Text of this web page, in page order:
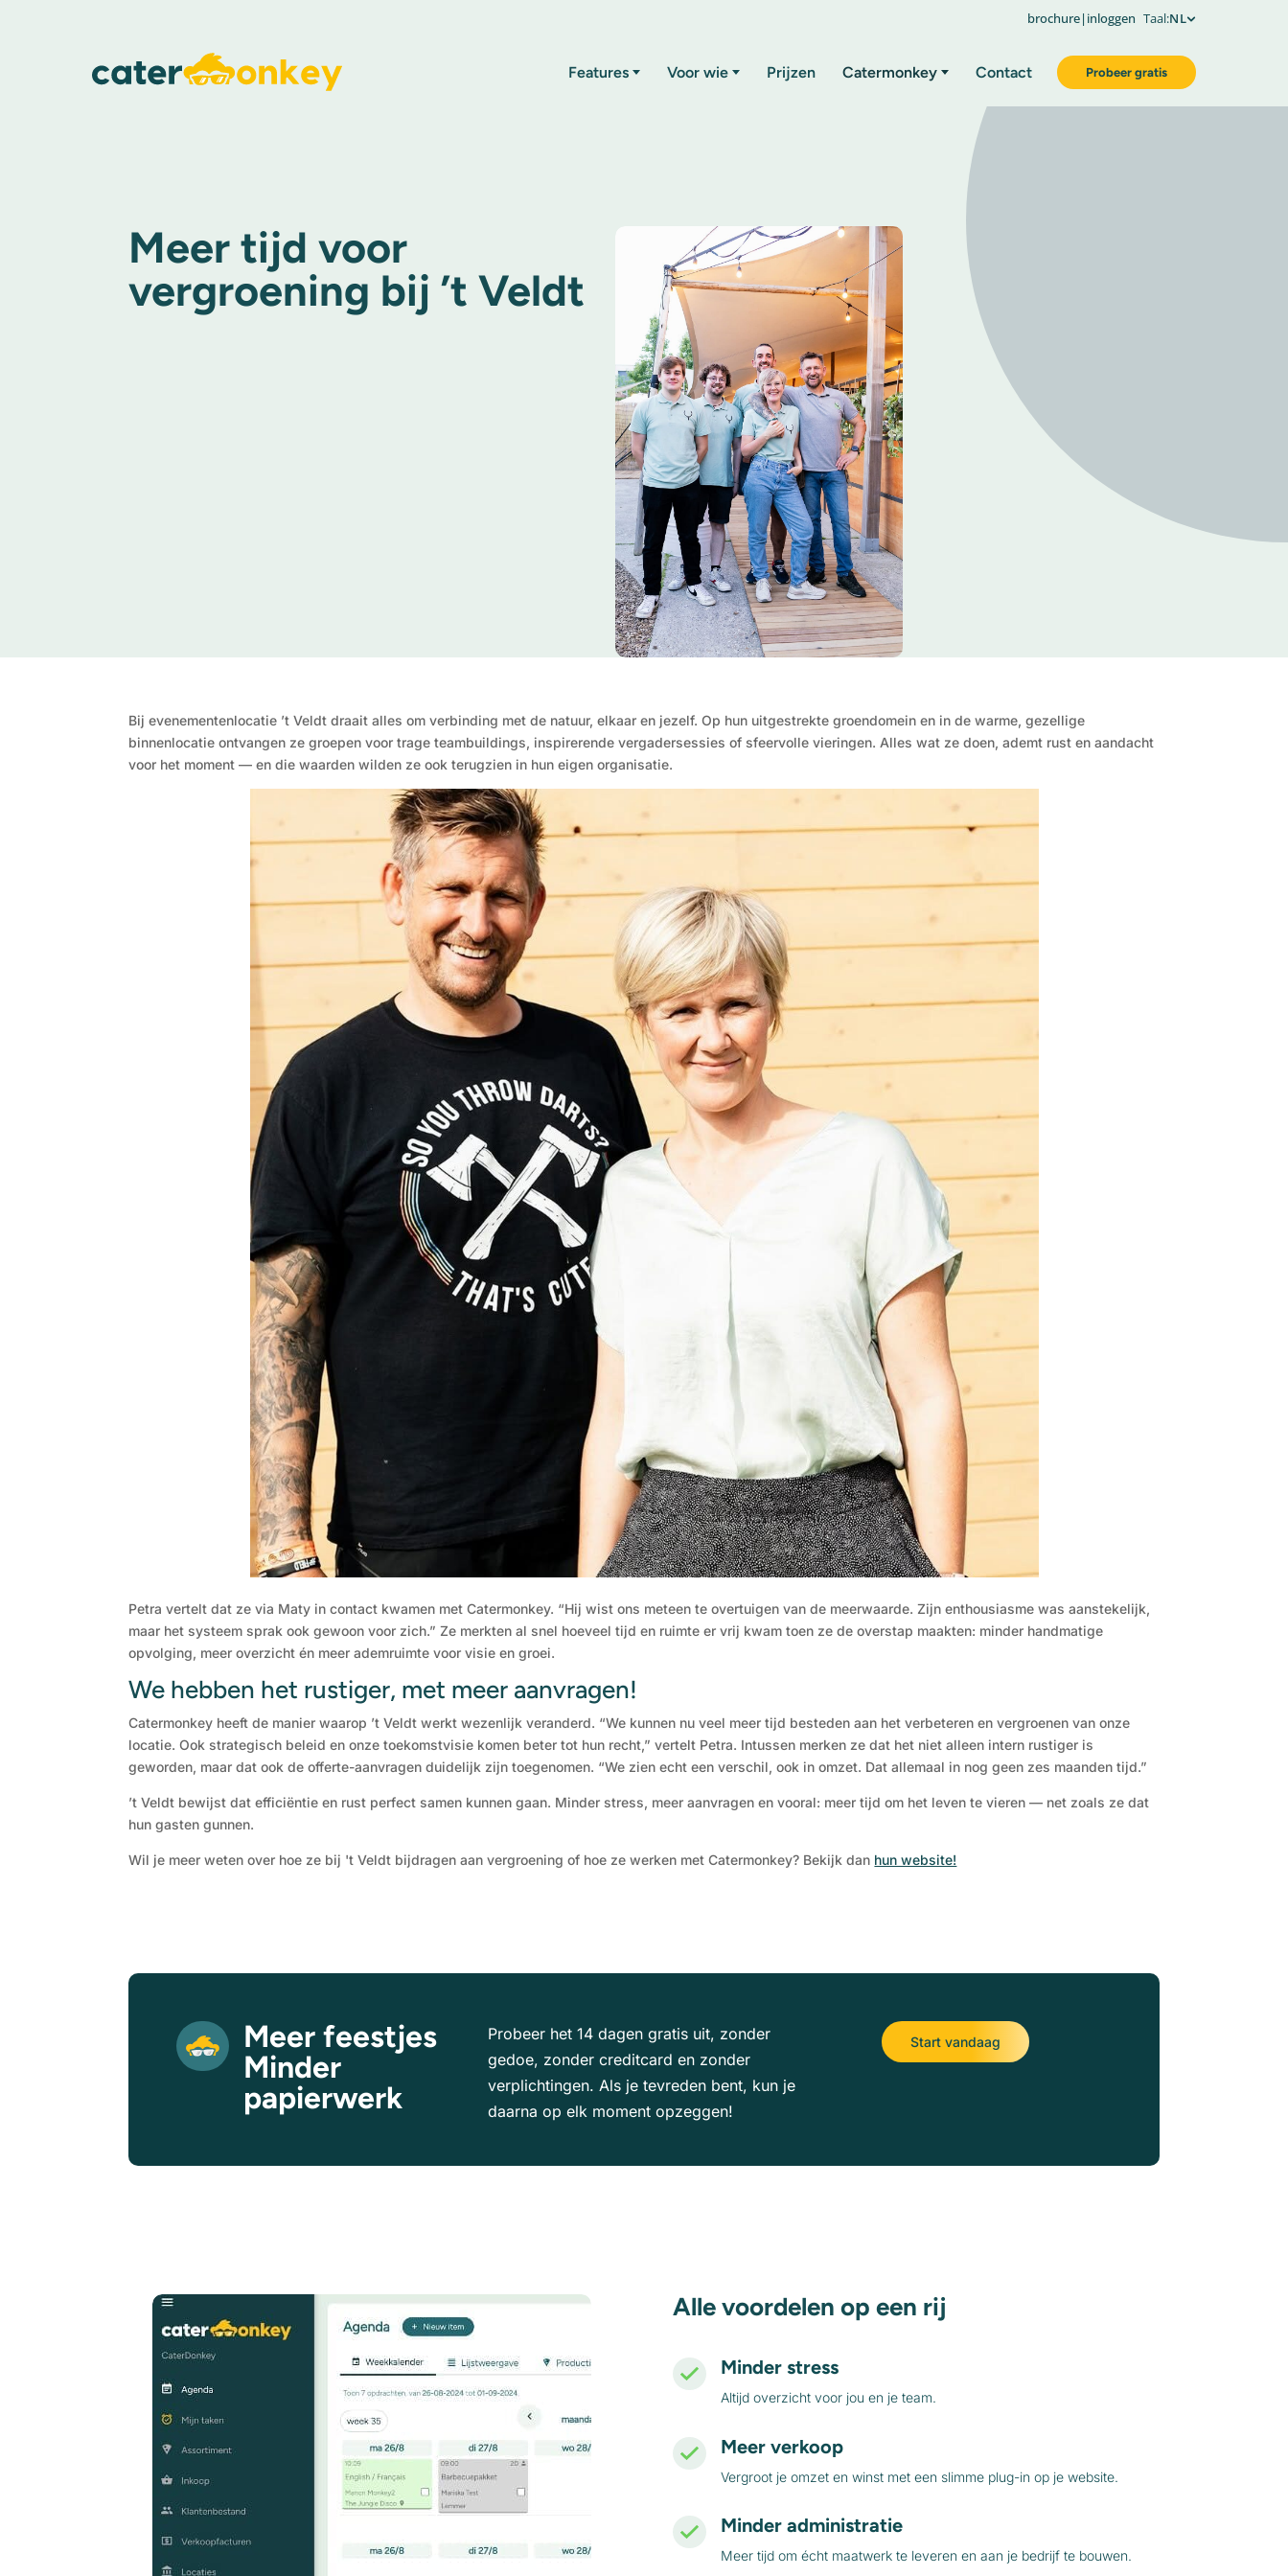
brochure| inloggen Taal:NL
Features Voor wie Prijzen Catermonkey Contact Probeer gratis
Meer tijd voor
vergroening bij ’t Veldt
Bij evenementenlocatie ’t Veldt draait alles om verbinding met de natuur, elkaar en jezelf. Op hun uitgestrekte groendomein en in de warme, gezellige
binnenlocatie ontvangen ze groepen voor trage teambuildings, inspirerende vergadersessies of sfeervolle vieringen. Alles wat ze doen, ademt rust en aandacht
voor het moment — en die waarden wilden ze ook terugzien in hun eigen organisatie.
Petra vertelt dat ze via Maty in contact kwamen met Catermonkey. “Hij wist ons meteen te overtuigen van de meerwaarde. Zijn enthousiasme was aanstekelijk,
maar het systeem sprak ook gewoon voor zich.” Ze merkten al snel hoeveel tijd en ruimte er vrij kwam toen ze de overstap maakten: minder handmatige
opvolging, meer overzicht én meer ademruimte voor visie en groei.
We hebben het rustiger, met meer aanvragen!
Catermonkey heeft de manier waarop ’t Veldt werkt wezenlijk veranderd. “We kunnen nu veel meer tijd besteden aan het verbeteren en vergroenen van onze
locatie. Ook strategisch beleid en onze toekomstvisie komen beter tot hun recht,” vertelt Petra. Intussen merken ze dat het niet alleen intern rustiger is
geworden, maar dat ook de offerte-aanvragen duidelijk zijn toegenomen. “We zien echt een verschil, ook in omzet. Dat allemaal in nog geen zes maanden tijd.”
’t Veldt bewijst dat efficiëntie en rust perfect samen kunnen gaan. Minder stress, meer aanvragen en vooral: meer tijd om het leven te vieren — net zoals ze dat
hun gasten gunnen.
Wil je meer weten over hoe ze bij 't Veldt bijdragen aan vergroening of hoe ze werken met Catermonkey? Bekijk dan hun website!
Meer feestjes
Minder
papierwerk
Probeer het 14 dagen gratis uit, zonder
gedoe, zonder creditcard en zonder
verplichtingen. Als je tevreden bent, kun je
daarna op elk moment opzeggen!
Start vandaag
Alle voordelen op een rij
Minder stress
Altijd overzicht voor jou en je team.
Meer verkoop
Vergroot je omzet en winst met een slimme plug-in op je website.
Minder administratie
Meer tijd om écht maatwerk te leveren en aan je bedrijf te bouwen.